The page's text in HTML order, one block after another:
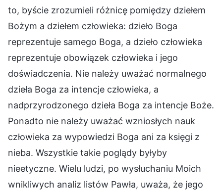
to, byście zrozumieli różnicę pomiędzy dziełem
Bożym a dziełem człowieka: dzieło Boga
reprezentuje samego Boga, a dzieło człowieka
reprezentuje obowiązek człowieka i jego
doświadczenia. Nie należy uważać normalnego
dzieła Boga za intencje człowieka, a
nadprzyrodzonego dzieła Boga za intencje Boże.
Ponadto nie należy uważać wzniosłych nauk
człowieka za wypowiedzi Boga ani za księgi z
nieba. Wszystkie takie poglądy byłyby
nieetyczne. Wielu ludzi, po wysłuchaniu Moich
wnikliwych analiz listów Pawła, uważa, że jego